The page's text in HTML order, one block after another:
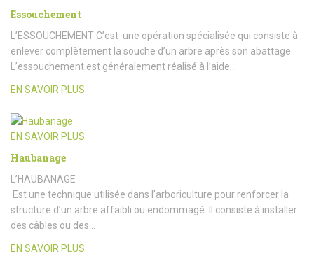
Essouchement
L’ESSOUCHEMENT C’est une opération spécialisée qui consiste à
enlever complètement la souche d’un arbre après son abattage.
L’essouchement est généralement réalisé à l’aide…
EN SAVOIR PLUS
EN SAVOIR PLUS
Haubanage
L’HAUBANAGE
Est une technique utilisée dans l’arboriculture pour renforcer la
structure d’un arbre affaibli ou endommagé. Il consiste à installer
des câbles ou des…
EN SAVOIR PLUS